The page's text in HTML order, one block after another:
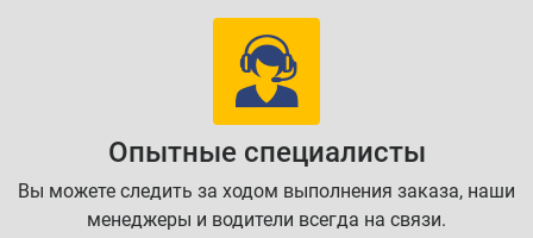
Опытные специалисты
Вы можете следить за ходом выполнения заказа, наши
менеджеры и водители всегда на связи.